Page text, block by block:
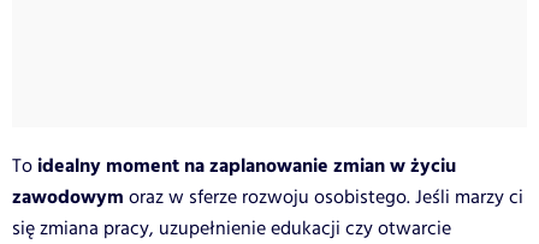
To idealny moment na zaplanowanie zmian w życiu
zawodowym oraz w sferze rozwoju osobistego. Jeśli marzy ci
się zmiana pracy, uzupełnienie edukacji czy otwarcie